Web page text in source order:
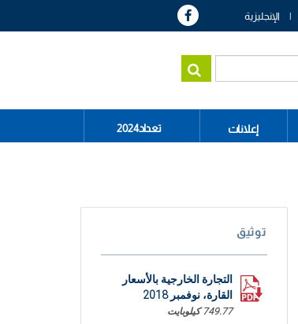
الإنجليزية
إعلانات تعداد2024
توثيق
التجارة الخارجية بالأسعار
القارة، نوفمبر 2018
749.77 كيلوبايت